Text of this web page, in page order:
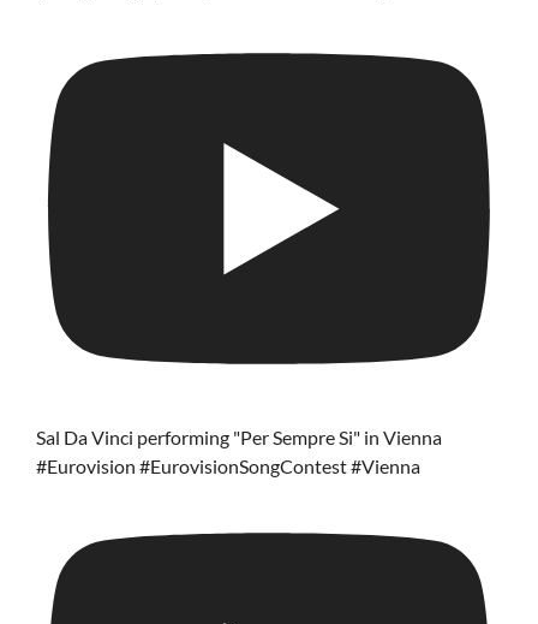
Sal Da Vinci performing "Per Sempre Si" in Vienna
#Eurovision #EurovisionSongContest #Vienna